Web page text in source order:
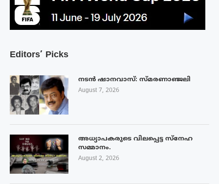
Editors’ Picks
നടൻ ഷാനവാസ്: സ്മരണാഞ്ജലി
August 7, 2026
അധ്യാപകരുടെ വിലപ്പെട്ട സ്നേഹ
സമ്മാനം.
August 2, 2026